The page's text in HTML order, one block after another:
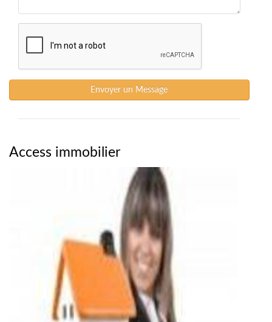
Envoyer un Message
Access immobilier